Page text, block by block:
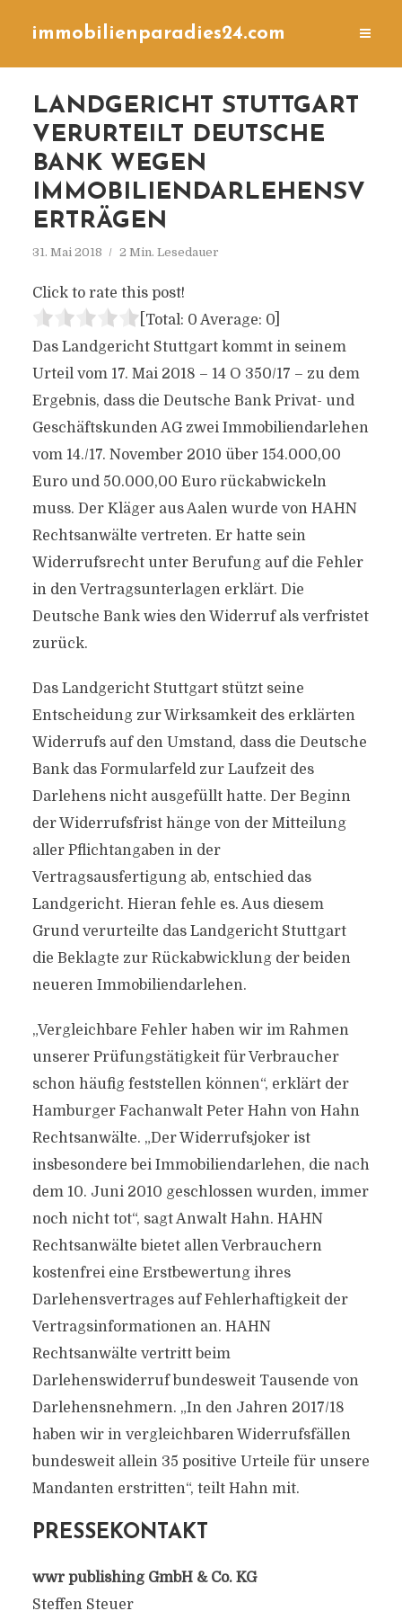
immobilienparadies24.com
LANDGERICHT STUTTGART
VERURTEILT DEUTSCHE
BANK WEGEN
IMMOBILIENDARLEHENSV
ERTRÄGEN
31. Mai 2018 2 Min. Lesedauer
Click to rate this post!
[Total: 0 Average: 0]
Das Landgericht Stuttgart kommt in seinem
Urteil vom 17. Mai 2018 – 14 O 350/17 – zu dem
Ergebnis, dass die Deutsche Bank Privat- und
Geschäftskunden AG zwei Immobiliendarlehen
vom 14./17. November 2010 über 154.000,00
Euro und 50.000,00 Euro rückabwickeln
muss. Der Kläger aus Aalen wurde von HAHN
Rechtsanwälte vertreten. Er hatte sein
Widerrufsrecht unter Berufung auf die Fehler
in den Vertragsunterlagen erklärt. Die
Deutsche Bank wies den Widerruf als verfristet
zurück.
Das Landgericht Stuttgart stützt seine
Entscheidung zur Wirksamkeit des erklärten
Widerrufs auf den Umstand, dass die Deutsche
Bank das Formularfeld zur Laufzeit des
Darlehens nicht ausgefüllt hatte. Der Beginn
der Widerrufsfrist hänge von der Mitteilung
aller Pflichtangaben in der
Vertragsausfertigung ab, entschied das
Landgericht. Hieran fehle es. Aus diesem
Grund verurteilte das Landgericht Stuttgart
die Beklagte zur Rückabwicklung der beiden
neueren Immobiliendarlehen.
„Vergleichbare Fehler haben wir im Rahmen
unserer Prüfungstätigkeit für Verbraucher
schon häufig feststellen können“, erklärt der
Hamburger Fachanwalt Peter Hahn von Hahn
Rechtsanwälte. „Der Widerrufsjoker ist
insbesondere bei Immobiliendarlehen, die nach
dem 10. Juni 2010 geschlossen wurden, immer
noch nicht tot“, sagt Anwalt Hahn. HAHN
Rechtsanwälte bietet allen Verbrauchern
kostenfrei eine Erstbewertung ihres
Darlehensvertrages auf Fehlerhaftigkeit der
Vertragsinformationen an. HAHN
Rechtsanwälte vertritt beim
Darlehenswiderruf bundesweit Tausende von
Darlehensnehmern. „In den Jahren 2017/18
haben wir in vergleichbaren Widerrufsfällen
bundesweit allein 35 positive Urteile für unsere
Mandanten erstritten“, teilt Hahn mit.
PRESSEKONTAKT
wwr publishing GmbH & Co. KG
Steffen Steuer